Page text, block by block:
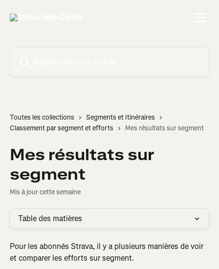
Toutes les collections
Segments et Itinéraires
Classement par segment et efforts
Mes résultats sur segment
Mes résultats sur
segment
Mis à jour cette semaine
Table des matières
Pour les abonnés Strava, il y a plusieurs manières de voir
et comparer les efforts sur segment.